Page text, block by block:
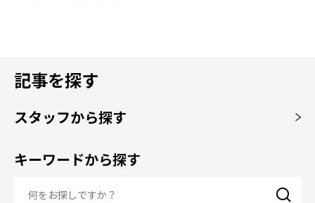
記事を探す
スタッフから探す
キーワードから探す